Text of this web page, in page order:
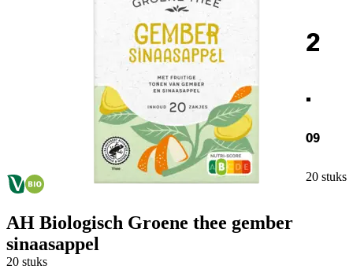
2
.
09
20 stuks
AH Biologisch Groene thee gember
sinaasappel
20 stuks